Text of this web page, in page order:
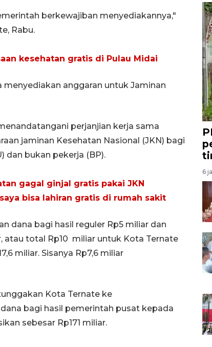
berkewajiban menyediakannya,"
Rabu.
kesehatan gratis di Pulau Midai
anggaran untuk Jaminan
perjanjian kerja sama
jaminan Kesehatan Nasional (JKN) bagi
dan bukan pekerja (BP).
gagal ginjal gratis pakai JKN
bisa lahiran gratis di rumah sakit
dana bagi hasil reguler Rp5 miliar dan
atau total Rp10 miliar untuk Kota Ternate
miliar. Sisanya Rp7,6 miliar
Kota Ternate ke
bagi hasil pemerintah pusat kepada
sebesar Rp171 miliar.
6